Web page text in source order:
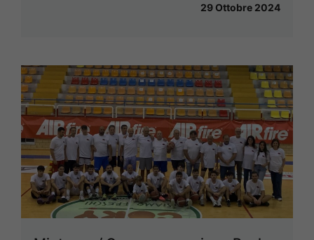
29 Ottobre 2024